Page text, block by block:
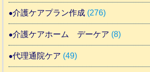
介護ケアプラン作成 (276)
介護ケアホーム デーケア (8)
代理通院ケア (49)